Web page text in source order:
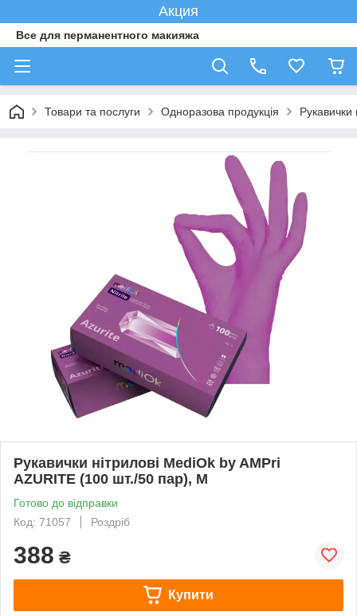
Акция
Все для перманентного макияжа
Товари та послуги Одноразова продукція Рукавички
Рукавички нітрилові MediOk by AMPri
AZURITE (100 шт./50 пар), M
Готово до відправки
Код: 71057
Роздріб
388 ₴
Купити